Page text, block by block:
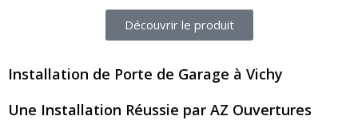
Découvrir le produit
Installation de Porte de Garage à Vichy
Une Installation Réussie par AZ Ouvertures